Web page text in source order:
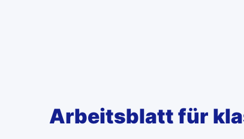
Arbeitsblatt für